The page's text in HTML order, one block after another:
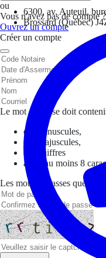
6300, av. Auteuil,
Brossard (Québec)
ou
Vous n'avez pas de compte ?
Ouvrez un compte
Créer un compte
Le mot de passe doit
des minuscules,
des majuscules,
des chiffres
avoir au moins 8
Les mots de passes que